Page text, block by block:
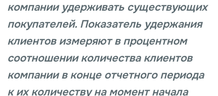
компании удерживать существующих
покупателей. Показатель удержания
клиентов измеряют в процентном
соотношении количества клиентов
компании в конце отчетного периода
к их количеству на момент начала